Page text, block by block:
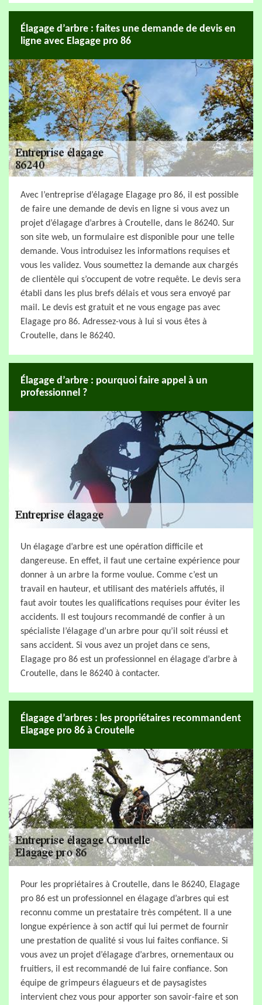
Élagage d’arbre : faites une demande de devis en
ligne avec Elagage pro 86
Avec l’entreprise d’élagage Elagage pro 86, il est possible
de faire une demande de devis en ligne si vous avez un
projet d’élagage d’arbres à Croutelle, dans le 86240. Sur
son site web, un formulaire est disponible pour une telle
demande. Vous introduisez les informations requises et
vous les validez. Vous soumettez la demande aux chargés
de clientèle qui s’occupent de votre requête. Le devis sera
établi dans les plus brefs délais et vous sera envoyé par
mail. Le devis est gratuit et ne vous engage pas avec
Elagage pro 86. Adressez-vous à lui si vous êtes à
Croutelle, dans le 86240.
Élagage d’arbre : pourquoi faire appel à un
professionnel ?
Un élagage d’arbre est une opération difficile et
dangereuse. En effet, il faut une certaine expérience pour
donner à un arbre la forme voulue. Comme c’est un
travail en hauteur, et utilisant des matériels affutés, il
faut avoir toutes les qualifications requises pour éviter les
accidents. Il est toujours recommandé de confier à un
spécialiste l’élagage d’un arbre pour qu’il soit réussi et
sans accident. Si vous avez un projet dans ce sens,
Elagage pro 86 est un professionnel en élagage d’arbre à
Croutelle, dans le 86240 à contacter.
Élagage d’arbres : les propriétaires recommandent
Elagage pro 86 à Croutelle
Pour les propriétaires à Croutelle, dans le 86240, Elagage
pro 86 est un professionnel en élagage d’arbres qui est
reconnu comme un prestataire très compétent. Il a une
longue expérience à son actif qui lui permet de fournir
une prestation de qualité si vous lui faites confiance. Si
vous avez un projet d’élagage d’arbres, ornementaux ou
fruitiers, il est recommandé de lui faire confiance. Son
équipe de grimpeurs élagueurs et de paysagistes
intervient chez vous pour apporter son savoir-faire et son